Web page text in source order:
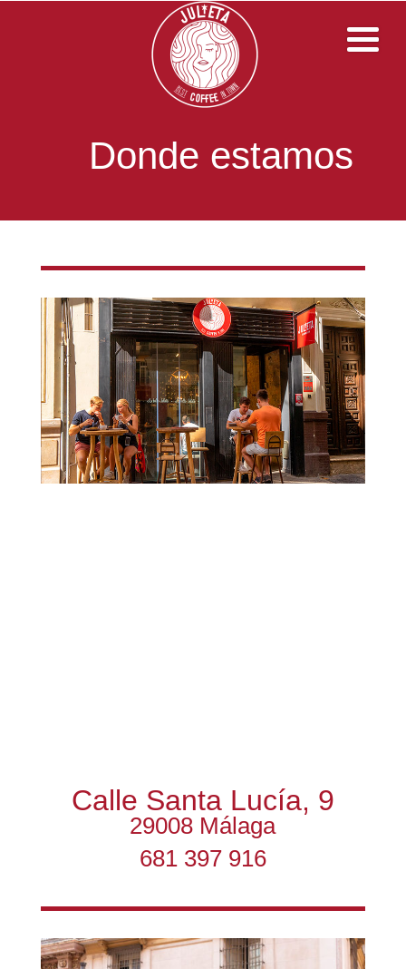
Donde estamos
Calle Santa Lucía, 9
29008 Málaga
681 397 916